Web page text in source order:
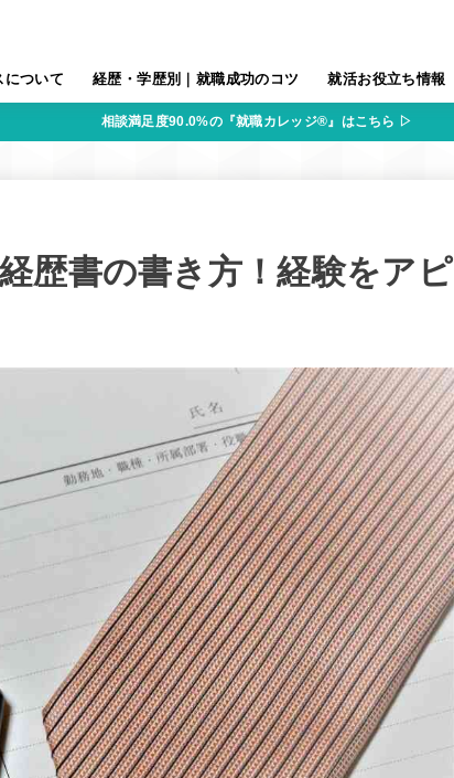
について 経歴・学歴別｜就職成功のコツ 就活お役立ち情報
相談満足度90.0%の『就職カレッジ®』はこちら ▷
歴書の書き方！経験をアピ